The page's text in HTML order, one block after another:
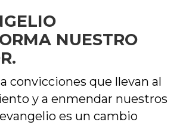
NUESTRO
convicciones que llevan al
y a enmendar nuestros
es un cambio